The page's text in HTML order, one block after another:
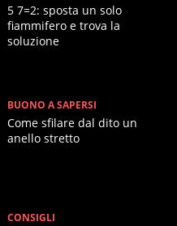
5 7=2: sposta un solo
fiammifero e trova la
soluzione
BUONO A SAPERSI
Come sfilare dal dito un
anello stretto
CONSIGLI